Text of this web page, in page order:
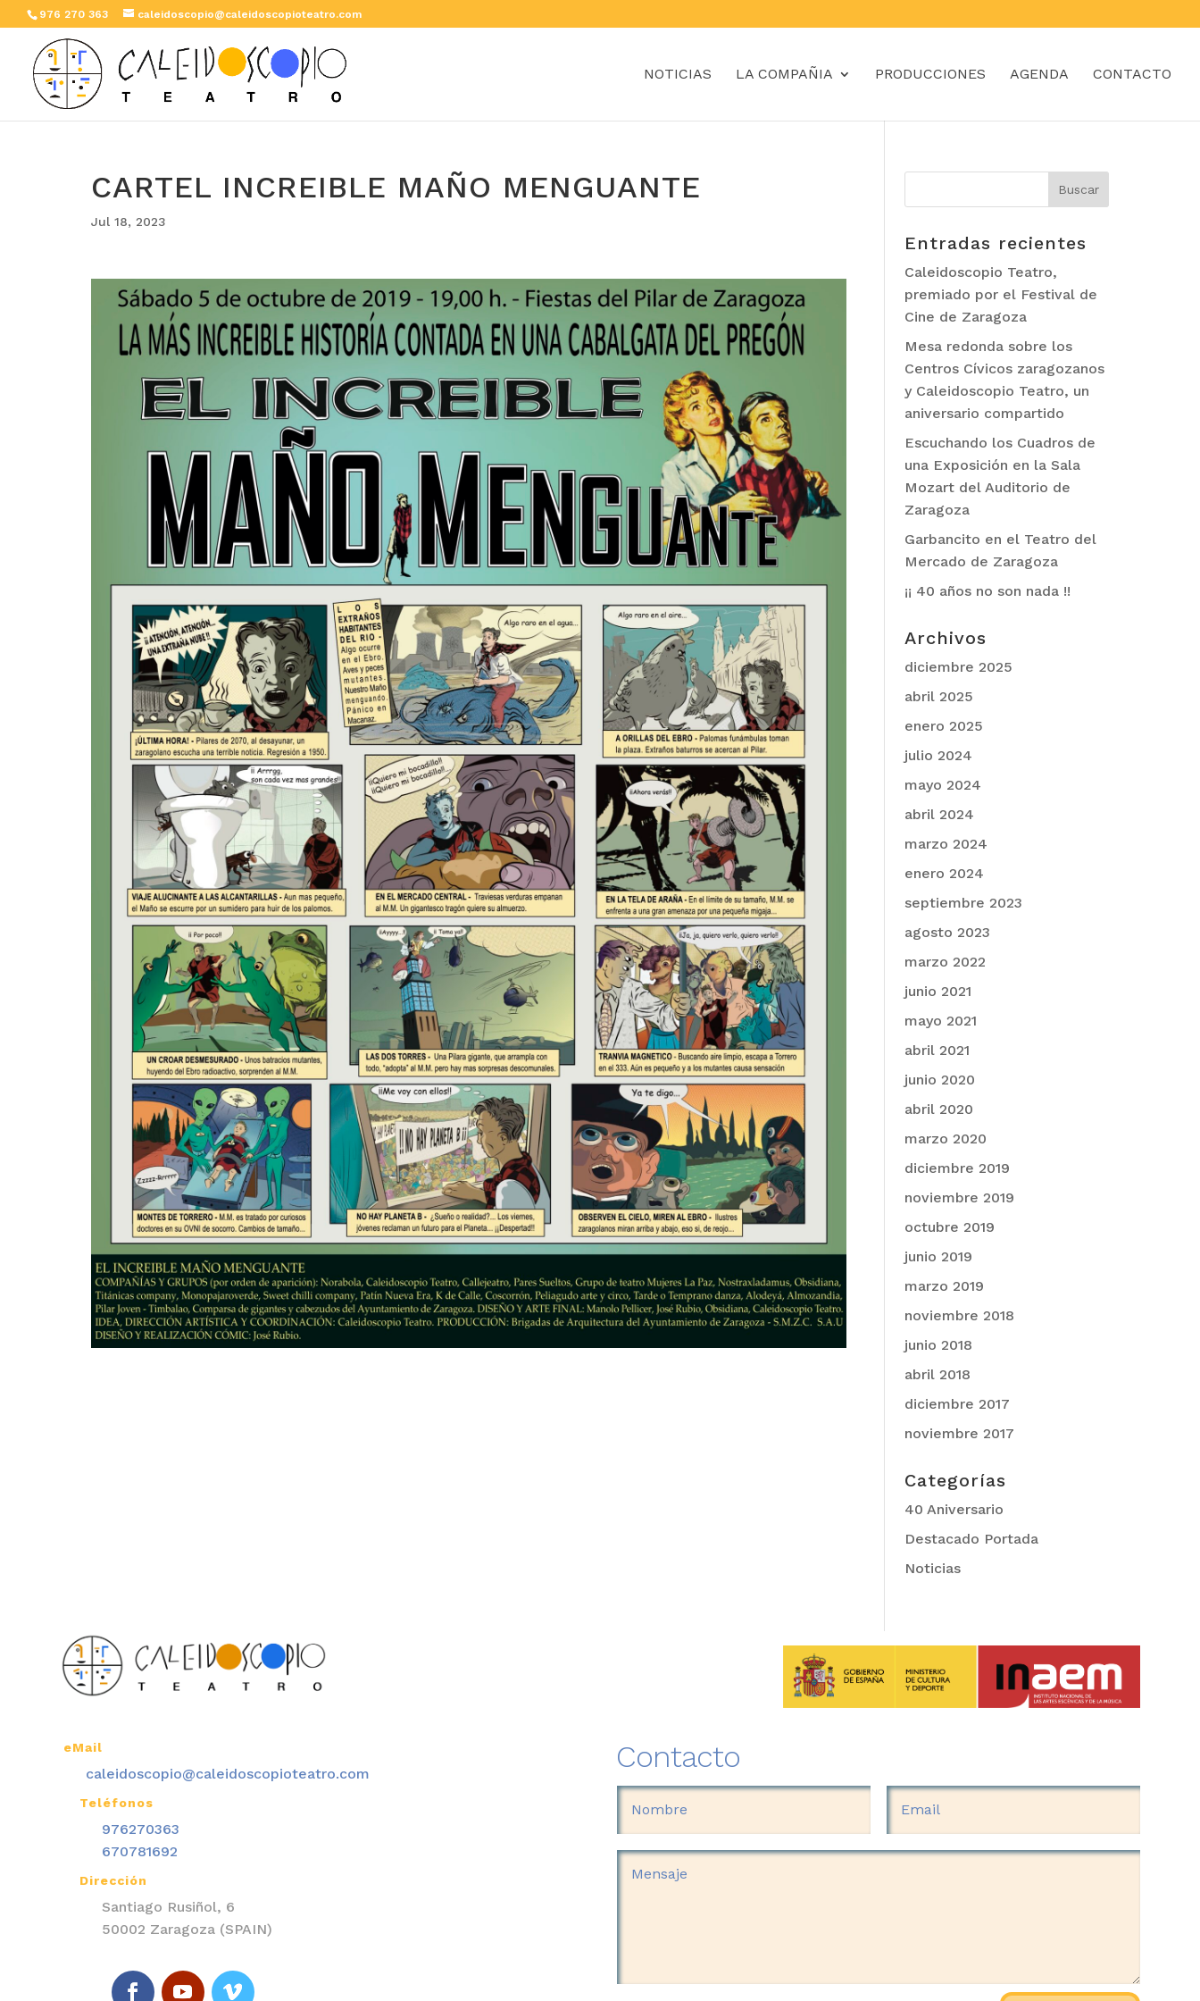
976 270 363 caleidoscopio@caleidoscopioteatro.com
NOTICIAS LA COMPAÑIA PRODUCCIONES AGENDA CONTACTO
CARTEL INCREIBLE MAÑO MENGUANTE
Jul 18, 2023
Entradas recientes
Caleidoscopio Teatro,
premiado por el Festival de
Cine de Zaragoza
Mesa redonda sobre los
Centros Cívicos zaragozanos
y Caleidoscopio Teatro, un
aniversario compartido
Escuchando los Cuadros de
una Exposición en la Sala
Mozart del Auditorio de
Zaragoza
Garbancito en el Teatro del
Mercado de Zaragoza
¡¡ 40 años no son nada !!
Archivos
diciembre 2025
abril 2025
enero 2025
julio 2024
mayo 2024
abril 2024
marzo 2024
enero 2024
septiembre 2023
agosto 2023
marzo 2022
junio 2021
mayo 2021
abril 2021
junio 2020
abril 2020
marzo 2020
diciembre 2019
noviembre 2019
octubre 2019
junio 2019
marzo 2019
noviembre 2018
junio 2018
abril 2018
diciembre 2017
noviembre 2017
Categorías
40 Aniversario
Destacado Portada
Noticias

eMail
caleidoscopio@caleidoscopioteatro.com
Teléfonos
976270363
670781692
Dirección
Santiago Rusiñol, 6
50002 Zaragoza (SPAIN)
Contacto